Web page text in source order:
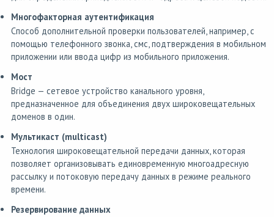
Многофакторная аутентификация
Способ дополнительной проверки пользователей, например, с
помощью телефонного звонка, смс, подтверждения в мобильном
приложении или ввода цифр из мобильного приложения.
Мост
Bridge — сетевое устройство канального уровня,
предназначенное для объединения двух широковещательных
доменов в один.
Мультикаст (multicast)
Технология широковещательной передачи данных, которая
позволяет организовывать единовременную многоадресную
рассылку и потоковую передачу данных в режиме реального
времени.
Резервирование данных